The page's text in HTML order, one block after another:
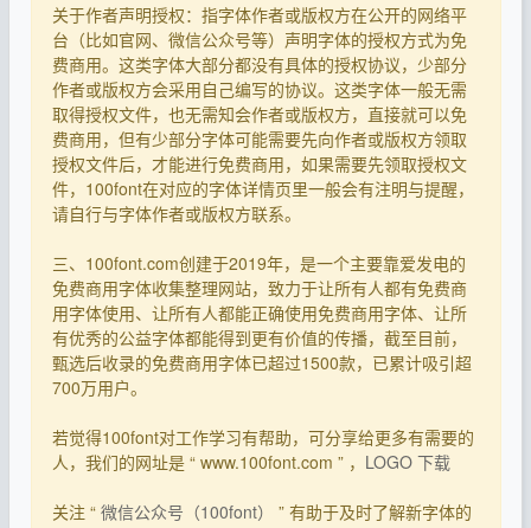
关于作者声明授权：指字体作者或版权方在公开的网络平
台（比如官网、微信公众号等）声明字体的授权方式为免
费商用。这类字体大部分都没有具体的授权协议，少部分
作者或版权方会采用自己编写的协议。这类字体一般无需
取得授权文件，也无需知会作者或版权方，直接就可以免
费商用，但有少部分字体可能需要先向作者或版权方领取
授权文件后，才能进行免费商用，如果需要先领取授权文
件，100font在对应的字体详情页里一般会有注明与提醒，
请自行与字体作者或版权方联系。
三、100font.com创建于2019年，是一个主要靠爱发电的
免费商用字体收集整理网站，致力于让所有人都有免费商
用字体使用、让所有人都能正确使用免费商用字体、让所
有优秀的公益字体都能得到更有价值的传播，截至目前，
甄选后收录的免费商用字体已超过1500款，已累计吸引超
700万用户。
若觉得100font对工作学习有帮助，可分享给更多有需要的
人，我们的网址是 “ www.100font.com ” ， LOGO 下载
关注 “ 微信公众号（100font）
” 有助于及时了解新字体的